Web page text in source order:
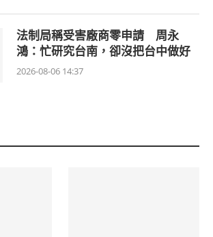
法制局稱受害廠商零申請 周永
鴻：忙研究台南，卻沒把台中做好
2026-08-06 14:37